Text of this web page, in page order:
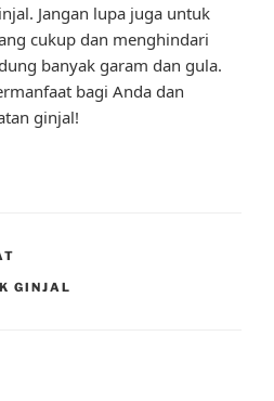
Jangan lupa juga untuk
cukup dan menghindari
banyak garam dan gula.
bagi Anda dan
ginjal!
GINJAL